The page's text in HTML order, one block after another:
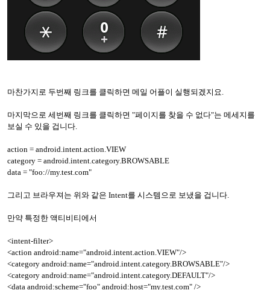
마찬가지로 두번째 링크를 클릭하면 메일 어플이 실행되겠지요.
마지막으로 세번째 링크를 클릭하면 "페이지를 찾을 수 없다"는 메세지를
보실 수 있을 겁니다.
action = android.intent.action.VIEW
category = android.intent.category.BROWSABLE
data = "foo://my.test.com"
그리고 브라우져는 위와 같은 Intent를 시스템으로 보냈을 겁니다.
만약 특정한 액티비티에서
<intent-filter>
<action android:name="android.intent.action.VIEW"/>
<category android:name="android.intent.category.BROWSABLE"/>
<category android:name="android.intent.category.DEFAULT"/>
<data android:scheme="foo" android:host="my.test.com" />